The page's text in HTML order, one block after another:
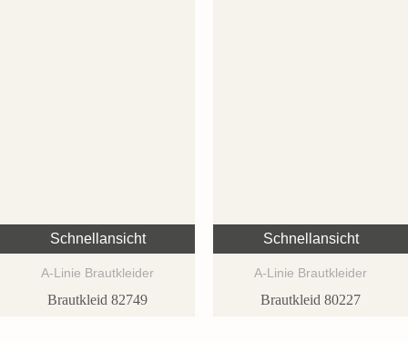
Schnellansicht
A-Linie Brautkleider
Brautkleid 82749
Schnellansicht
A-Linie Brautkleider
Brautkleid 80227